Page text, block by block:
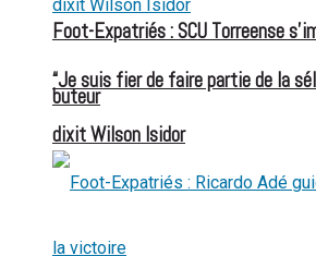
Foot-Expatriés : SCU Torreense
buteur
“Je suis fier de faire partie de la
dixit Wilson Isidor